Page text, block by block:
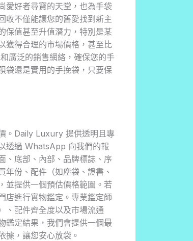
愛好者尋寶的天堂，也為手袋
收不僅能讓您的舊愛找到新主
保值甚至升值潛力，特別是某
獲得合理的市場價格，甚至比
廣泛的銷售網絡，確保您的手
袋還是實用的手挽袋，只要保
。Daily Luxury 提供透明且專
透過 WhatsApp 向我們的報
、底部、內部、品牌標誌、序
份、配件（如塵袋、證書、
並提供一個預估價格範圍。若
店進行實物鑑定。專業鑑定師
、配件齊全度以及市場流通
鑑定結果，我們會提供一個最
據，讓您安心放袋。